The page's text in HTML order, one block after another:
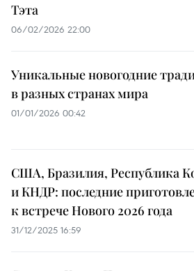
Тэта
06/02/2026 22:00
Уникальные новогодние
в разных странах мира
01/01/2026 00:42
США, Бразилия, Республика
и КНДР: последние
к встрече Нового 2026 года
31/12/2025 16:59